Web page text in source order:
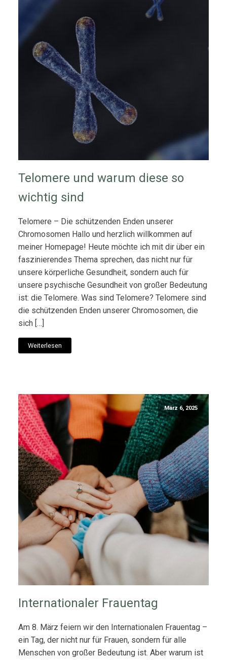
Telomere und warum diese so
wichtig sind
Telomere – Die schützenden Enden unserer
Chromosomen Hallo und herzlich willkommen auf
meiner Homepage! Heute möchte ich mit dir über ein
faszinierendes Thema sprechen, das nicht nur für
unsere körperliche Gesundheit, sondern auch für
unsere psychische Gesundheit von großer Bedeutung
ist: die Telomere. Was sind Telomere? Telomere sind
die schützenden Enden unserer Chromosomen, die
sich […]
Weiterlesen
März 6, 2025
Internationaler Frauentag
Am 8. März feiern wir den Internationalen Frauentag –
ein Tag, der nicht nur für Frauen, sondern für alle
Menschen von großer Bedeutung ist. Aber warum ist